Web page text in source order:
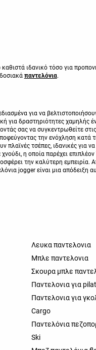
ιδανικό τόσο για
παντελόνια.
για να
για δραστηριότητες χαμηλής
σας να συγκεντρωθείτε
την ενόχληση κατά
πλαϊνές τσέπες, ιδανικές για
η οποία παρέχει επιπλέον
την καλύτερη
jogger είναι μια απόδειξη
Λευκα παντελονια
Μπλε παντελονια
Σκουρα μπλε
Παντελονια για
Παντελονια για
Cargo
Παντελόνια
Ski